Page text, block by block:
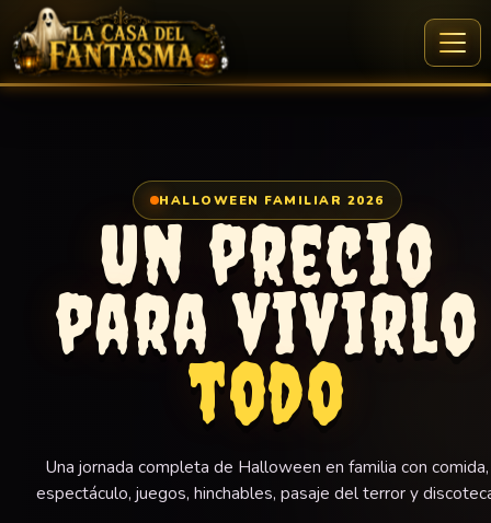
Ir
HALLOWEEN FAMILIAR 2026
Un precio
para vivirlo
todo
Una jornada completa de Halloween en familia con comida,
espectáculo, juegos, hinchables, pasaje del terror y